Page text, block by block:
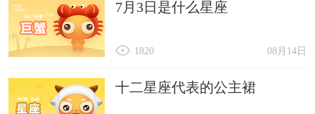
7月3日是什么星座
08月14日
1820
十二星座代表的公主裙